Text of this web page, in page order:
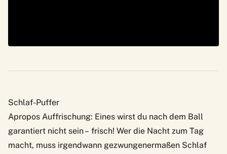
Schlaf-Puffer
Apropos Auffrischung: Eines wirst du nach dem Ball
garantiert nicht sein – frisch! Wer die Nacht zum Tag
macht, muss irgendwann gezwungenermaßen Schlaf